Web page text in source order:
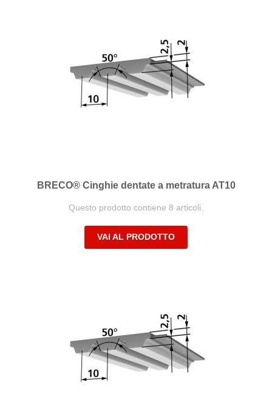
BRECO® Cinghie dentate a metratura AT10
Questo prodotto contiene 8 articoli.
VAI AL PRODOTTO